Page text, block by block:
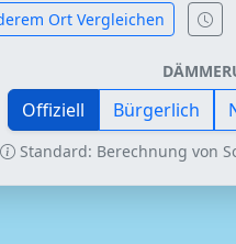
Ort Vergleichen
Offiziell Bürgerlich
Standard: Berechnung von